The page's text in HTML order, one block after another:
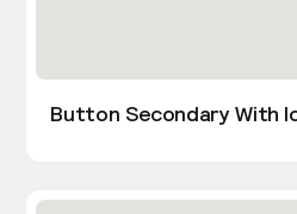
Button Secondary With